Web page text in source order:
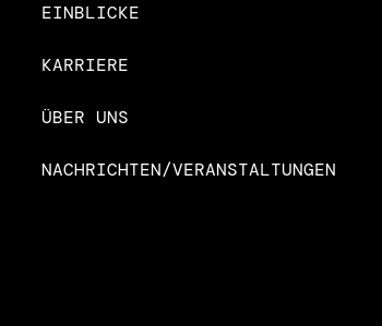
EINBLICKE
KARRIERE
ÜBER UNS
NACHRICHTEN/VERANSTALTUNGEN